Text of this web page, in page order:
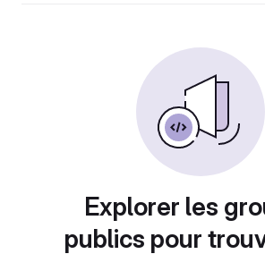
Explorer les
publics pour